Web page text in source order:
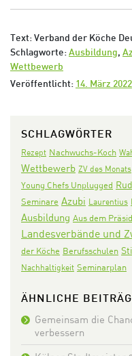
Text: Verband der Köche
Schlagworte: Ausbildung,
Wettbewerb
Veröffentlicht: 14. März 2022
SCHLAGWÖRTER
Rezept Nachwuchs-Koch
Wettbewerb ZV des Monats
Young Chefs Unplugged
Seminare Azubi Laurentius
Ausbildung Aus dem
Landesverbände und
der Köche Berufsschulen
Nachhaltigkeit Seminarplan
ÄHNLICHE
Gemeinsam die
verbessern